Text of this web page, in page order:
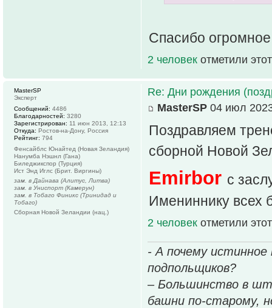
Спасибо
2 человек отметили
Re: Дни рождения
MasterSP 04 июл
Поздравляем
сборной Новой
Emirbor с
Имениннику всех
2 человек отметили
- А почему
подпольщиков?
– Большинство в
башни по-старому,
MasterSP
Эксперт
Сообщений: 4486
Благодарностей: 3280
Зарегистрирован: 11 июн 2013, 12:13
Откуда: Ростов-на-Дону, Россия
Рейтинг: 794
Фенсайблс Юнайтед (Новая Зеландия)
Нанумба Нэшнл (Гана)
Биледжикспор (Турция)
Ист Энд Иглс (Брит. Виргины)
зам. в Дайнава (Алитус, Литва)
зам. в Униспорт (Камерун)
зам. в Тобаго Финикс (Тринидад и
Тобаго)
Сборная Новой Зеландии (нац.)